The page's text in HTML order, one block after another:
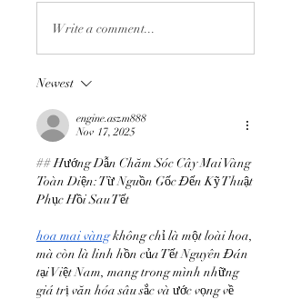
Write a comment...
Newest
engine.aszm888
Nov 17, 2025
## Hướng Dẫn Chăm Sóc Cây Mai Vàng
Toàn Diện: Từ Nguồn Gốc Đến Kỹ Thuật
Phục Hồi Sau Tết
hoa mai vàng không chỉ là một loài hoa,
mà còn là linh hồn của Tết Nguyên Đán
tại Việt Nam, mang trong mình những
giá trị văn hóa sâu sắc và ước vọng về